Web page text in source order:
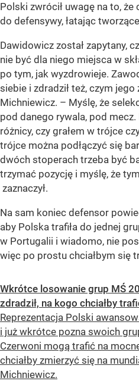
Polski zwrócił uwagę na to,
do defensywy, łatając
Dawidowicz został zapytany,
nie być dla niego miejsca w
po tym, jak wyzdrowieje.
siebie i zdradził też, czym
Michniewicz. – Myślę, że
pod danego rywala, pod mecz.
różnicy, czy grałem w trójce
trójce można podłączyć się
dwóch stoperach trzeba być
trzymać pozycję i myślę, że
zaznaczył.
Na sam koniec defensor
aby Polska trafiła do jednej
w Portugalii i wiadomo, nie
więc po prostu chciałbym się
Wkrótce losowanie grup MŚ
zdradził, na kogo chciałby
Reprezentacja Polski
i już wkrótce pozna swoich
Czerwoni mogą trafić na
chciałby zmierzyć się na
Michniewicz.